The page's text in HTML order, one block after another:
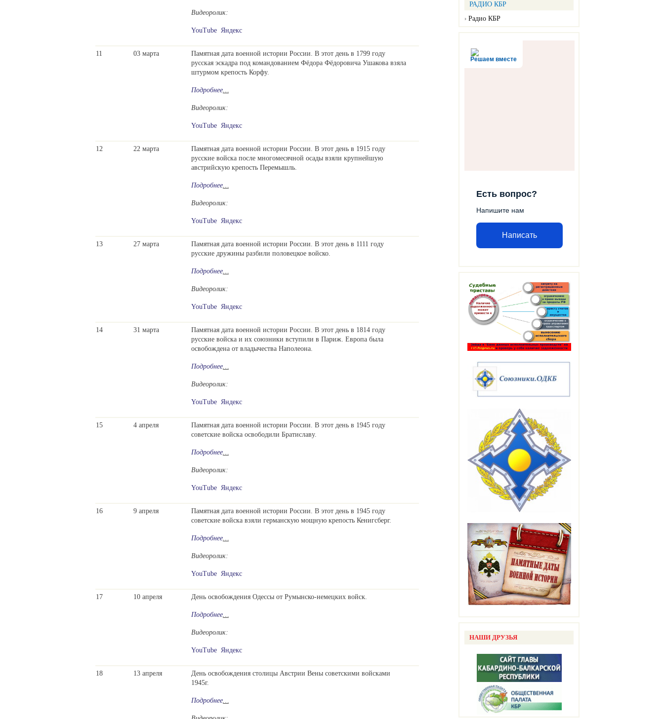
РАДИО КБР
Радио КБР
Решаем вместе
Есть вопрос?
Напишите нам
Написать
НАШИ ДРУЗЬЯ
Видеоролик:
YouTube Яндекс
11 03 марта
Памятная дата военной истории России. В этот день в 1799 году
русская эскадра под командованием Фёдора Фёдоровича Ушакова взяла
штурмом крепость Корфу.
Подробнее…
Видеоролик:
YouTube Яндекс
12 22 марта
Памятная дата военной истории России. В этот день в 1915 году
русские войска после многомесячной осады взяли крупнейшую
австрийскую крепость Перемышль.
Подробнее…
Видеоролик:
YouTube Яндекс
13 27 марта
Памятная дата военной истории России. В этот день в 1111 году
русские дружины разбили половецкое войско.
Подробнее…
Видеоролик:
YouTube Яндекс
14 31 марта
Памятная дата военной истории России. В этот день в 1814 году
русские войска и их союзники вступили в Париж. Европа была
освобождена от владычества Наполеона.
Подробнее…
Видеоролик:
YouTube Яндекс
15 4 апреля
Памятная дата военной истории России. В этот день в 1945 году
советские войска освободили Братиславу.
Подробнее…
Видеоролик:
YouTube Яндекс
16 9 апреля
Памятная дата военной истории России. В этот день в 1945 году
советские войска взяли германскую мощную крепость Кенигсберг.
Подробнее…
Видеоролик:
YouTube Яндекс
17 10 апреля День освобождения Одессы от Румынско-немецких войск.
Подробнее…
Видеоролик:
YouTube Яндекс
18 13 апреля
День освобождения столицы Австрии Вены советскими войсками
1945г.
Подробнее…